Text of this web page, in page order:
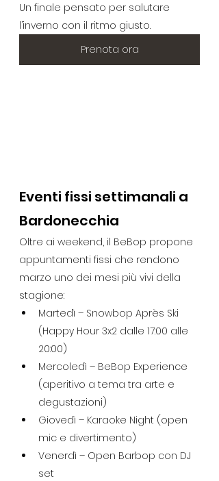
Un finale pensato per salutare
l’inverno con il ritmo giusto.
Prenota ora
Eventi fissi settimanali a
Bardonecchia
Oltre ai weekend, il BeBop propone
appuntamenti fissi che rendono
marzo uno dei mesi più vivi della
stagione:
Martedì – Snowbop Après Ski
(Happy Hour 3x2 dalle 17:00 alle
20:00)
Mercoledì – BeBop Experience
(aperitivo a tema tra arte e
degustazioni)
Giovedì – Karaoke Night (open
mic e divertimento)
Venerdì – Open Barbop con DJ
set